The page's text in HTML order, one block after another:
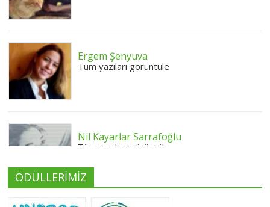
Ergem Şenyuva
Tüm yazıları görüntüle
Nil Kayarlar Sarrafoğlu
Tüm yazıları görüntüle
ÖDÜLLERİMİZ